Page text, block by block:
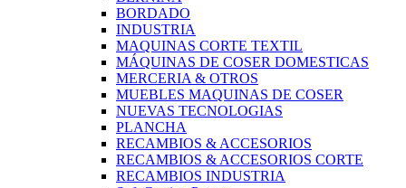
BORDADO
INDUSTRIA
MAQUINAS CORTE TEXTIL
MÁQUINAS DE COSER DOMESTICAS
MERCERIA & OTROS
MUEBLES MAQUINAS DE COSER
NUEVAS TECNOLOGIAS
PLANCHA
RECAMBIOS & ACCESORIOS
RECAMBIOS & ACCESORIOS CORTE
RECAMBIOS INDUSTRIA